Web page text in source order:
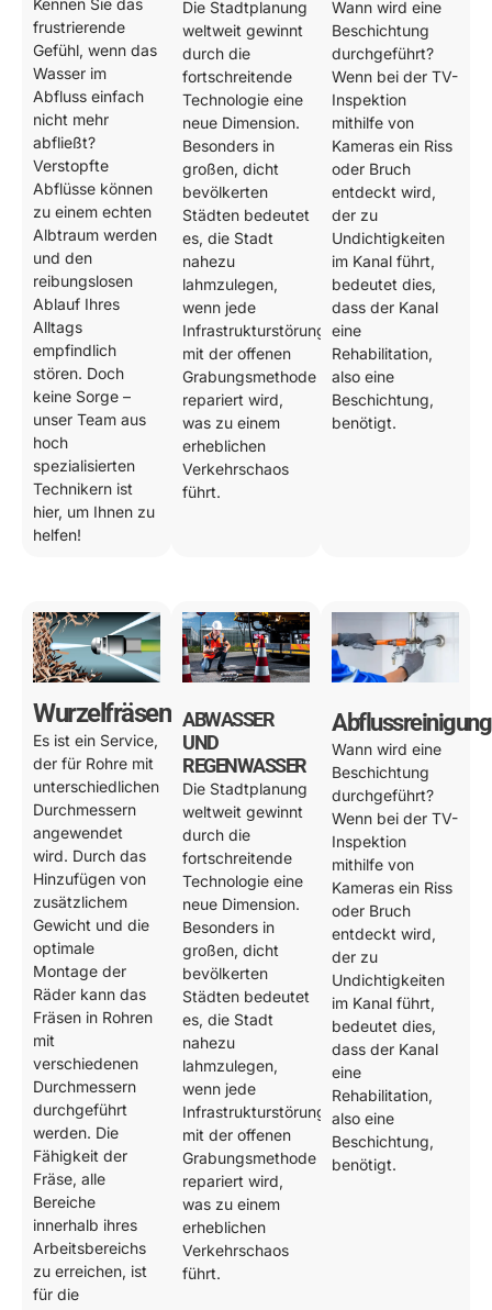
Kennen Sie das
frustrierende
Gefühl, wenn das
Wasser im
Abfluss einfach
nicht mehr
abfließt?
Verstopfte
Abflüsse können
zu einem echten
Albtraum werden
und den
reibungslosen
Ablauf Ihres
Alltags
empfindlich
stören. Doch
keine Sorge –
unser Team aus
hoch
spezialisierten
Technikern ist
hier, um Ihnen zu
helfen!
Die Stadtplanung
weltweit gewinnt
durch die
fortschreitende
Technologie eine
neue Dimension.
Besonders in
großen, dicht
bevölkerten
Städten bedeutet
es, die Stadt
nahezu
lahmzulegen,
wenn jede
Infrastrukturstörung
mit der offenen
Grabungsmethode
repariert wird,
was zu einem
erheblichen
Verkehrschaos
führt.
Wann wird eine
Beschichtung
durchgeführt?
Wenn bei der TV-
Inspektion
mithilfe von
Kameras ein Riss
oder Bruch
entdeckt wird,
der zu
Undichtigkeiten
im Kanal führt,
bedeutet dies,
dass der Kanal
eine
Rehabilitation,
also eine
Beschichtung,
benötigt.
Wurzelfräsen
Es ist ein Service,
der für Rohre mit
unterschiedlichen
Durchmessern
angewendet
wird. Durch das
Hinzufügen von
zusätzlichem
Gewicht und die
optimale
Montage der
Räder kann das
Fräsen in Rohren
mit
verschiedenen
Durchmessern
durchgeführt
werden. Die
Fähigkeit der
Fräse, alle
Bereiche
innerhalb ihres
Arbeitsbereichs
zu erreichen, ist
für die
ABWASSER
UND
REGENWASSER
Die Stadtplanung
weltweit gewinnt
durch die
fortschreitende
Technologie eine
neue Dimension.
Besonders in
großen, dicht
bevölkerten
Städten bedeutet
es, die Stadt
nahezu
lahmzulegen,
wenn jede
Infrastrukturstörung
mit der offenen
Grabungsmethode
repariert wird,
was zu einem
erheblichen
Verkehrschaos
führt.
Abflussreinigung
Wann wird eine
Beschichtung
durchgeführt?
Wenn bei der TV-
Inspektion
mithilfe von
Kameras ein Riss
oder Bruch
entdeckt wird,
der zu
Undichtigkeiten
im Kanal führt,
bedeutet dies,
dass der Kanal
eine
Rehabilitation,
also eine
Beschichtung,
benötigt.